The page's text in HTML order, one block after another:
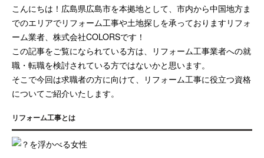
こんにちは！広島県広島市を本拠地として、市内から中国地方ま
でのエリアでリフォーム工事や土地探しを承っておりますリフォ
ーム業者、株式会社COLORSです！
この記事をご覧になられている方は、リフォーム工事業者への就
職・転職を検討されている方ではないかと思います。
そこで今回は求職者の方に向けて、リフォーム工事に役立つ資格
についてご紹介いたします。
リフォーム工事とは